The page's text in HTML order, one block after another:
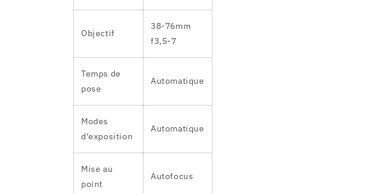
Objectif
38-76mm
f3,5-7
Temps de
pose
Automatique
Modes
d'exposition
Automatique
Mise au
point
Autofocus